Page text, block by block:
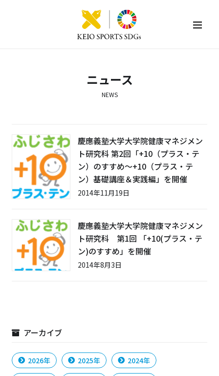
ニュース
NEWS
慶應義塾大学大学院健康マネジメン
ト研究科 第2回「+10（プラス・テ
ン）のすすめ～+10（プラス・テ
ン）基礎講座＆実践編」を開催
2014年11月19日
慶應義塾大学大学院健康マネジメン
ト研究科 第1回 「+10(プラス・テ
ン)のすすめ」を開催
2014年8月3日
アーカイブ
2026年 2025年 2024年